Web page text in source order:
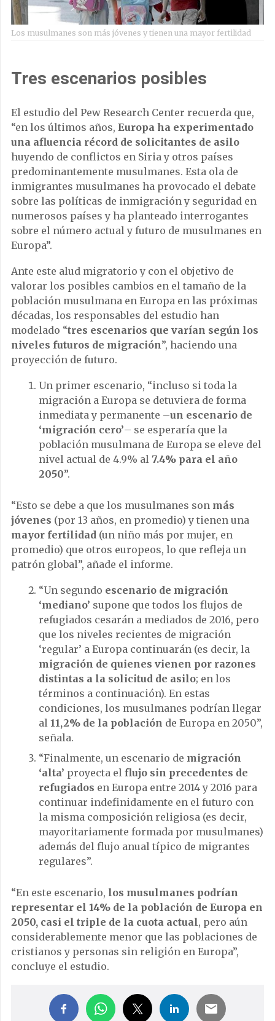
Los musulmanes son más jóvenes y tienen una mayor fertilidad
Tres escenarios posibles
El estudio del Pew Research Center recuerda que,
“en los últimos años, Europa ha experimentado
una afluencia récord de solicitantes de asilo
huyendo de conflictos en Siria y otros países
predominantemente musulmanes. Esta ola de
inmigrantes musulmanes ha provocado el debate
sobre las políticas de inmigración y seguridad en
numerosos países y ha planteado interrogantes
sobre el número actual y futuro de musulmanes en
Europa”.
Ante este alud migratorio y con el objetivo de
valorar los posibles cambios en el tamaño de la
población musulmana en Europa en las próximas
décadas, los responsables del estudio han
modelado “tres escenarios que varían según los
niveles futuros de migración”, haciendo una
proyección de futuro.
Un primer escenario, “incluso si toda la
migración a Europa se detuviera de forma
inmediata y permanente –un escenario de
‘migración cero’– se esperaría que la
población musulmana de Europa se eleve del
nivel actual de 4.9% al 7.4% para el año
2050”.
“Esto se debe a que los musulmanes son más
jóvenes (por 13 años, en promedio) y tienen una
mayor fertilidad (un niño más por mujer, en
promedio) que otros europeos, lo que refleja un
patrón global”, añade el informe.
“Un segundo escenario de migración
‘mediano’ supone que todos los flujos de
refugiados cesarán a mediados de 2016, pero
que los niveles recientes de migración
‘regular’ a Europa continuarán (es decir, la
migración de quienes vienen por razones
distintas a la solicitud de asilo; en los
términos a continuación). En estas
condiciones, los musulmanes podrían llegar
al 11,2% de la población de Europa en 2050”,
señala.
“Finalmente, un escenario de migración
‘alta’ proyecta el flujo sin precedentes de
refugiados en Europa entre 2014 y 2016 para
continuar indefinidamente en el futuro con
la misma composición religiosa (es decir,
mayoritariamente formada por musulmanes)
además del flujo anual típico de migrantes
regulares”.
“En este escenario, los musulmanes podrían
representar el 14% de la población de Europa en
2050, casi el triple de la cuota actual, pero aún
considerablemente menor que las poblaciones de
cristianos y personas sin religión en Europa”,
concluye el estudio.